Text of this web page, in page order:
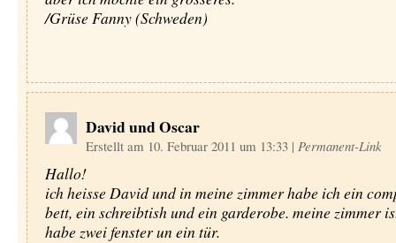
/Grüse Fanny (Schweden)
David und Oscar
Erstellt am 10. Februar 2011 um 13:33 | Permanent-Link
Hallo!
ich heisse David und in meine zimmer habe ich ein
bett, ein schreibtish und ein garderobe. meine zimmer
habe zwei fenster un ein tür.